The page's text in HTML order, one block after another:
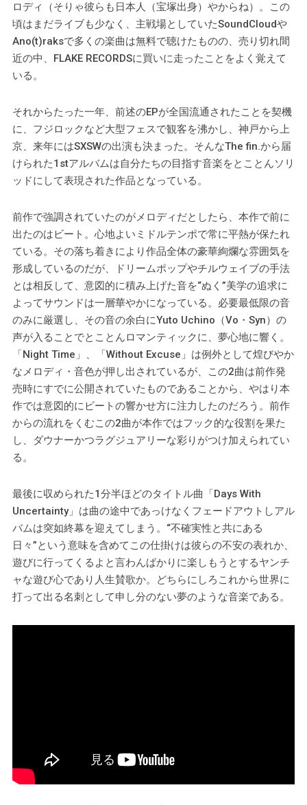
ロディ（そりゃ彼らも日本人（宝塚出身）やからね）。この
頃はまだライブも少なく、主戦場としていたSoundCloudや
Ano(t)raksで多くの楽曲は無料で聴けたものの、売り切れ間
近の中、FLAKE RECORDSに買いに走ったことをよく覚えて
いる。
それからたった一年、前述のEPが全国流通されたことを契機
に、フジロックなど大型フェスで観客を沸かし、神戸から上
京、来年にはSXSWの出演も決まった。そんなThe fin.から届
けられた1stアルバムは自分たちの目指す音楽をとことんソリ
ッドにして表現された作品となっている。
前作で強調されていたのがメロディだとしたら、本作で前に
出たのはビート。心地よいミドルテンポで常に平熱が保たれ
ている。その落ち着きにより作品全体の豪華絢爛な雰囲気を
形成しているのだが、ドリームポップやチルウェイブの手法
とは相反して、意図的に積み上げた音を“ぬく”美学の追求に
よってサウンドは一層華やかになっている。必要最低限の音
のみに厳選し、その音の余白にYuto Uchino（Vo・Syn）の
声が入ることでとことんロマンティックに、夢心地に響く。
「Night Time」、「Without Excuse」は例外として煌びやか
なメロディ・音色が押し出されているが、この2曲は前作発
売時にすでに公開されていたものであることから、やはり本
作では意図的にビートの響かせ方に注力したのだろう。前作
からの流れをくむこの2曲が本作ではフック的な役割を果た
し、ダウナーかつラグジュアリーな彩りがつけ加えられてい
る。
最後に収められた1分半ほどのタイトル曲「Days With
Uncertainty」は曲の途中であっけなくフェードアウトしアル
バムは突如終幕を迎えてしまう。“不確実性と共にある
日々”という意味を含めてこの仕掛けは彼らの不安の表れか、
遊びに行ってくるよと言わんばかりに楽しもうとするヤンチ
ャな遊び心であり人生賛歌か。どちらにしろこれから世界に
打って出る名刺として申し分のない夢のような音楽である。